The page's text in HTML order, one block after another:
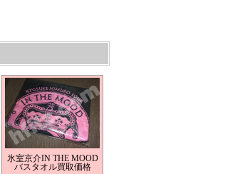
氷室京介IN THE MOOD
バスタオル買取価格